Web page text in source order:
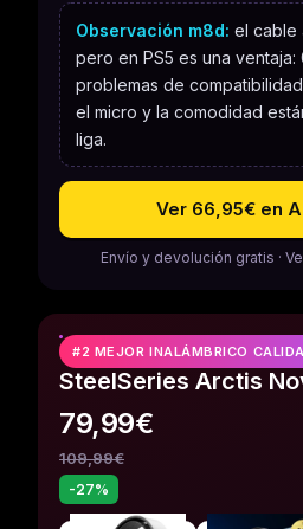
Observación m8d: el cable
pero en PS5 es una ventaja:
problemas de
el micro y la comodidad
liga.
Ver 66,95€ en
Envío y devolución gratis ·
#2 MEJOR INALÁMBRICO
SteelSeries Arctis
79,99€
109,99€
-27%